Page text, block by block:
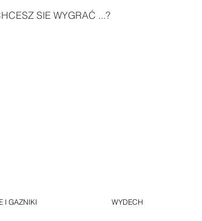
SIE WYGRAĆ ...?
I GAZNIKI WYDECH